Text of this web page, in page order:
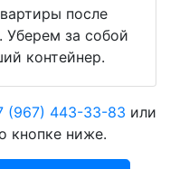
после
Уберем за собой
контейнер.
(967) 443-33-83 или
кнопке ниже.